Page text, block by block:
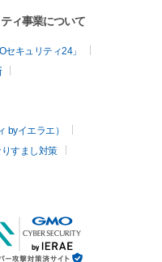
ィ事業について
キュリティ24」
byイエラエ）
すまし対策